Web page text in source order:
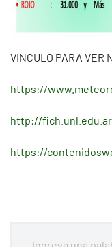
VINCULO PARA VER
https://
http://
https://